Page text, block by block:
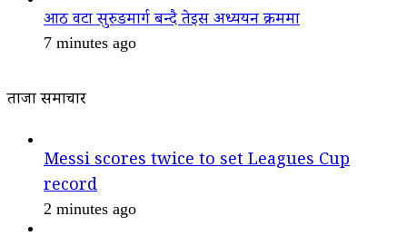
आठ वटा सुरुङमार्ग बन्दै तेइस अध्ययन क्रममा
7 minutes ago
ताजा समाचार
Messi scores twice to set Leagues Cup
record
2 minutes ago